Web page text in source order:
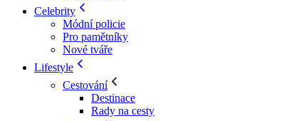
Celebrity
Módní policie
Pro pamětníky
Nové tváře
Lifestyle
Cestování
Destinace
Rady na cesty